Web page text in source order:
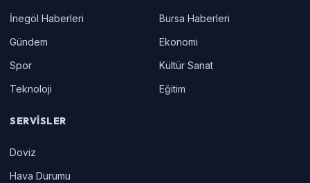
İnegöl Haberleri
Bursa Haberleri
Gündem
Ekonomi
Spor
Kültür Sanat
Teknoloji
Eğitim
SERVISLER
Doviz
Hava Durumu